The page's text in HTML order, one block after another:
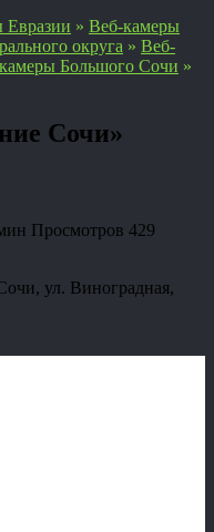
Евразии » Веб-камеры
округа » Веб-
Большого Сочи »
Сочи»
Просмотров 429
ул. Виноградная,